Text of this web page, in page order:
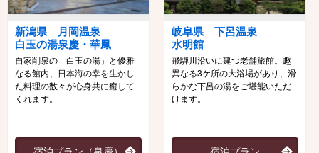
新潟県 月岡温泉
白玉の湯泉慶・華鳳
自家削泉の「白玉の湯」と優雅
なる館内、日本海の幸を生かし
た料理の数々が心身共に癒して
くれます。
岐阜県 下呂温泉
水明館
飛騨川沿いに建つ老舗旅館。趣
異なる3ケ所の大浴場があり、滑
らかな下呂の湯をご堪能いただ
けます。